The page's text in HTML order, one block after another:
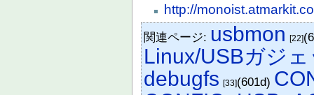
http://
関連ページ: usbmon [22]
Linux/USBガジ
debugfs [33](601d)